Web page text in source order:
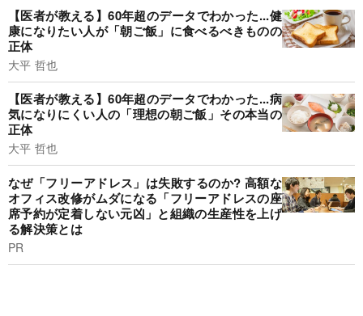
【医者が教える】60年超のデータでわかった...健
康になりたい人が「朝ご飯」に食べるべきものの
正体
大平 哲也
【医者が教える】60年超のデータでわかった...病
気になりにくい人の「理想の朝ご飯」その本当の
正体
大平 哲也
なぜ「フリーアドレス」は失敗するのか? 高額な
オフィス改修がムダになる「フリーアドレスの座
席予約が定着しない元凶」と組織の生産性を上げ
る解決策とは
PR